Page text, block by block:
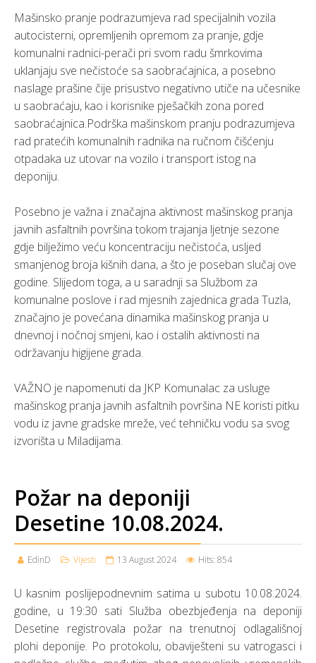
Mašinsko pranje podrazumjeva rad specijalnih vozila
autocisterni, opremljenih opremom za pranje, gdje
komunalni radnici-perači pri svom radu šmrkovima
uklanjaju sve nečistoće sa saobraćajnica, a posebno
naslage prašine čije prisustvo negativno utiče na učesnike
u saobraćaju, kao i korisnike pješačkih zona pored
saobraćajnica.Podrška mašinskom pranju podrazumjeva
rad pratećih komunalnih radnika na ručnom čišćenju
otpadaka uz utovar na vozilo i transport istog na
deponiju.
Posebno je važna i značajna aktivnost mašinskog pranja
javnih asfaltnih površina tokom trajanja ljetnje sezone
gdje bilježimo veću koncentraciju nečistoća, usljed
smanjenog broja kišnih dana, a što je poseban slučaj ove
godine. Slijedom toga, a u saradnji sa Službom za
komunalne poslove i rad mjesnih zajednica grada Tuzla,
značajno je povećana dinamika mašinskog pranja u
dnevnoj i nočnoj smjeni, kao i ostalih aktivnosti na
održavanju higijene grada.
VAŽNO je napomenuti da JKP Komunalac za usluge
mašinskog pranja javnih asfaltnih površina NE koristi pitku
vodu iz javne gradske mreže, već tehničku vodu sa svog
izvorišta u Miladijama.
Požar na deponiji
Desetine 10.08.2024.
EdinD Vijesti 13 August 2024 Hits: 854
U kasnim poslijepodnevnim satima u subotu 10.08.2024.
godine, u 19:30 sati Služba obezbjeđenja na deponiji
Desetine registrovala požar na trenutnoj odlagališnoj
plohi deponije. Po protokolu, obaviješteni su vatrogasci i